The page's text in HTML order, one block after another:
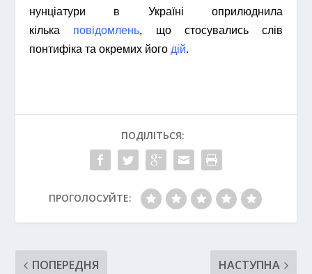
нунціатури в Україні оприлюднила
кілька повідомлень, що стосувались слів
понтифіка та окремих його дій.
ПОДІЛІТЬСЯ:
ПРОГОЛОСУЙТЕ:
ПОПЕРЕДНЯ НАСТУПНА